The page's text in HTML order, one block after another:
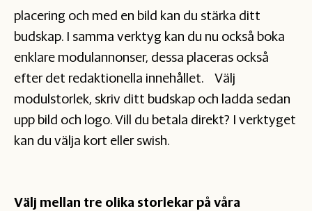
placering och med en bild kan du stärka ditt
budskap. I samma verktyg kan du nu också boka
enklare modulannonser, dessa placeras också
efter det redaktionella innehållet. Välj
modulstorlek, skriv ditt budskap och ladda sedan
upp bild och logo. Vill du betala direkt? I verktyget
kan du välja kort eller swish.
Välj mellan tre olika storlekar på våra